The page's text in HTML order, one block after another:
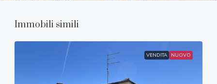
Immobili simili
VENDITA NUOVO